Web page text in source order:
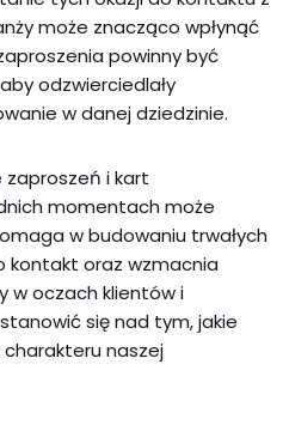
może znacząco wpłynąć
powinny być
odzwierciedlały
w danej dziedzinie.
zaproszeń i kart
momentach może
w budowaniu trwałych
kontakt oraz wzmacnia
w oczach klientów i
się nad tym, jakie
naszej